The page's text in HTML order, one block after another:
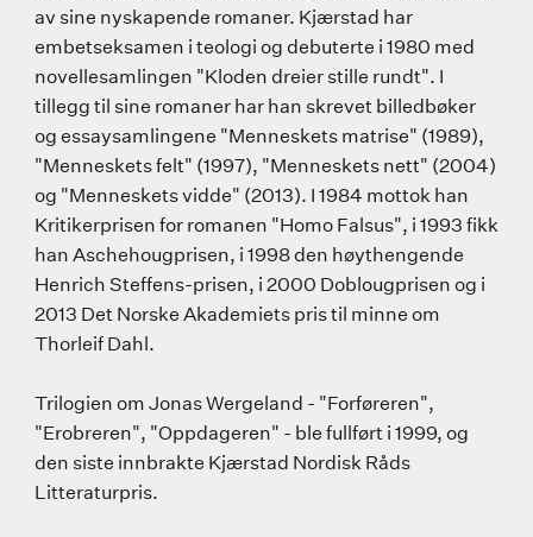
av sine nyskapende romaner. Kjærstad har
embetseksamen i teologi og debuterte i 1980 med
novellesamlingen "Kloden dreier stille rundt". I
tillegg til sine romaner har han skrevet billedbøker
og essaysamlingene "Menneskets matrise" (1989),
"Menneskets felt" (1997), "Menneskets nett" (2004)
og "Menneskets vidde" (2013). I 1984 mottok han
Kritikerprisen for romanen "Homo Falsus", i 1993 fikk
han Aschehougprisen, i 1998 den høythengende
Henrich Steffens-prisen, i 2000 Doblougprisen og i
2013 Det Norske Akademiets pris til minne om
Thorleif Dahl.
Trilogien om Jonas Wergeland - "Forføreren",
"Erobreren", "Oppdageren" - ble fullført i 1999, og
den siste innbrakte Kjærstad Nordisk Råds
Litteraturpris.